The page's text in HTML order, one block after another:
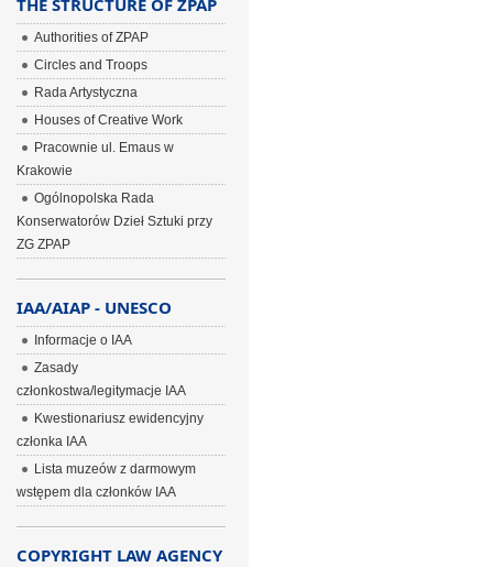
THE STRUCTURE OF ZPAP
Authorities of ZPAP
Circles and Troops
Rada Artystyczna
Houses of Creative Work
Pracownie ul. Emaus w
Krakowie
Ogólnopolska Rada
Konserwatorów Dzieł Sztuki przy
ZG ZPAP
IAA/AIAP - UNESCO
Informacje o IAA
Zasady
członkostwa/legitymacje IAA
Kwestionariusz ewidencyjny
członka IAA
Lista muzeów z darmowym
wstępem dla członków IAA
COPYRIGHT LAW AGENCY